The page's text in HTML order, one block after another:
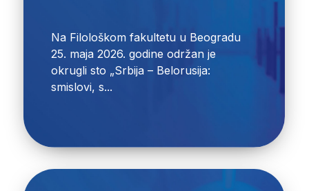
Na Filološkom fakultetu u Beogradu
25. maja 2026. godine održan je
okrugli sto „Srbija – Belorusija:
smislovi, s...